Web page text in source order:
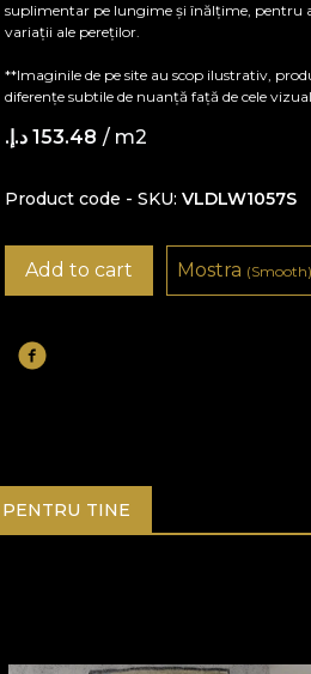
suplimentar pe lungime și înălțime, pentru
variații ale pereților.
**Imaginile de pe site au scop ilustrativ,
diferențe subtile de nuanță față de cele
153.48 د.إ.‏ / m2
Product code - SKU VLDLW1057S
Add to cart Mostra (Smooth)
TINE